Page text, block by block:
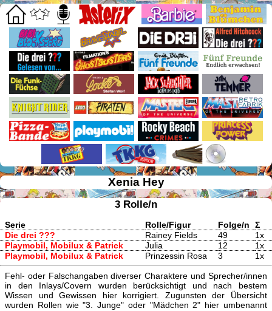
Xenia Hey
3 Rolle/n
Serie Rolle/Figur Folge/n
Σ
Die drei ???
Rainey Fields 49
1x
Playmobil, Mobilux & Patrick
Julia 12
1x
Playmobil, Mobilux & Patrick
Prinzessin Rosa 3 1x
Fehl- oder Falschangaben diverser Charaktere und Sprecher/innen
in den Inlays/Covern wurden berücksichtigt und nach bestem
Wissen und Gewissen hier korrigiert. Zugunsten der Übersicht
wurden Rollen wie "3. Junge" oder "Mädchen 2" hier umbenannt